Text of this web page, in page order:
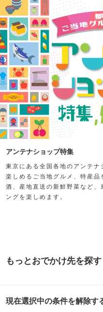
アンテナショップ特集
東京にある全国各地のアンテ
楽しめるご当地グルメ、特産
酒、産地直送の新鮮野菜など
ングを楽しめます。
もっとおでかけ先を探す
現在選択中の条件を解除す